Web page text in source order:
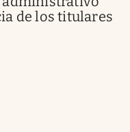
de los titulares